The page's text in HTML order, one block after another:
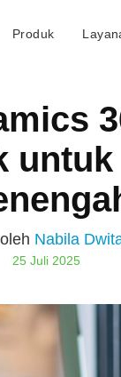
Produk
Nabila
25 Juli 2025